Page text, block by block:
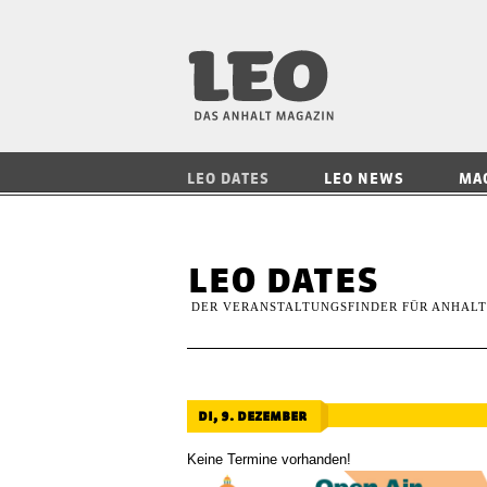
LEO DATES LEO NEWS
leo dates
DER VERANSTALTUNGSFINDER FÜR ANHALT
di, 9. dezember
Keine Termine vorhanden!